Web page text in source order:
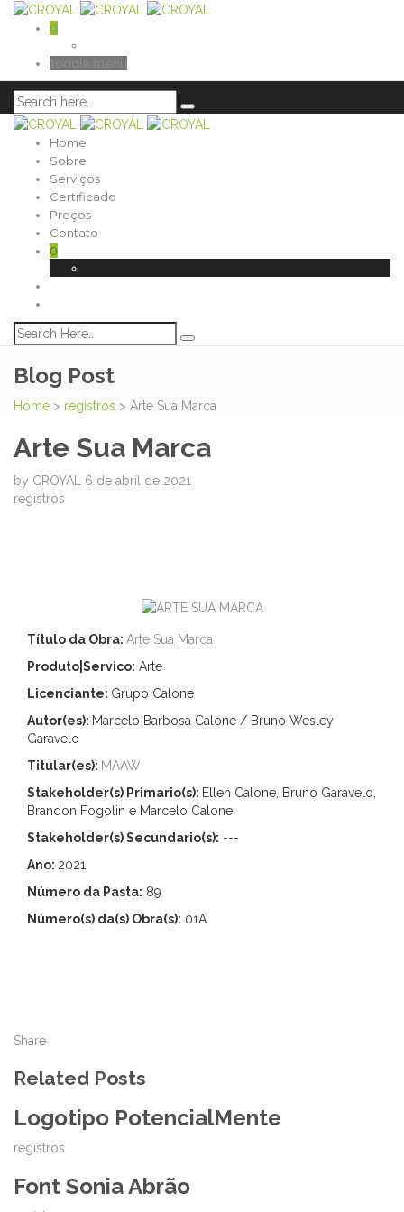
0
Home
Sobre
Serviços
Certificado
Preços
Contato
0
Blog Post
Home > registros > Arte Sua Marca
Arte Sua Marca
by CROYAL 6 de abril de 2021
registros
Título da Obra: Arte Sua Marca
Produto|Servico: Arte
Licenciante: Grupo Calone
Autor(es): Marcelo Barbosa Calone / Bruno Wesley
Garavelo
Titular(es): MAAW
Stakeholder(s) Primario(s): Ellen Calone, Bruno Garavelo,
Brandon Fogolin e Marcelo Calone
Stakeholder(s) Secundario(s): ---
Ano: 2021
Número da Pasta: 89
Número(s) da(s) Obra(s): 01A
Share
Related Posts
Logotipo PotencialMente
registros
Font Sonia Abrão